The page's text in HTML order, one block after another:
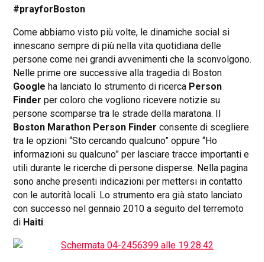
#prayforBoston
Come abbiamo visto più volte, le dinamiche social si
innescano sempre di più nella vita quotidiana delle
persone come nei grandi avvenimenti che la sconvolgono.
Nelle prime ore successive alla tragedia di Boston
Google ha lanciato lo strumento di ricerca Person
Finder per coloro che vogliono ricevere notizie su
persone scomparse tra le strade della maratona. Il
Boston Marathon Person Finder consente di scegliere
tra le opzioni “Sto cercando qualcuno” oppure “Ho
informazioni su qualcuno” per lasciare tracce importanti e
utili durante le ricerche di persone disperse. Nella pagina
sono anche presenti indicazioni per mettersi in contatto
con le autorità locali. Lo strumento era già stato lanciato
con successo nel gennaio 2010 a seguito del terremoto
di Haiti.